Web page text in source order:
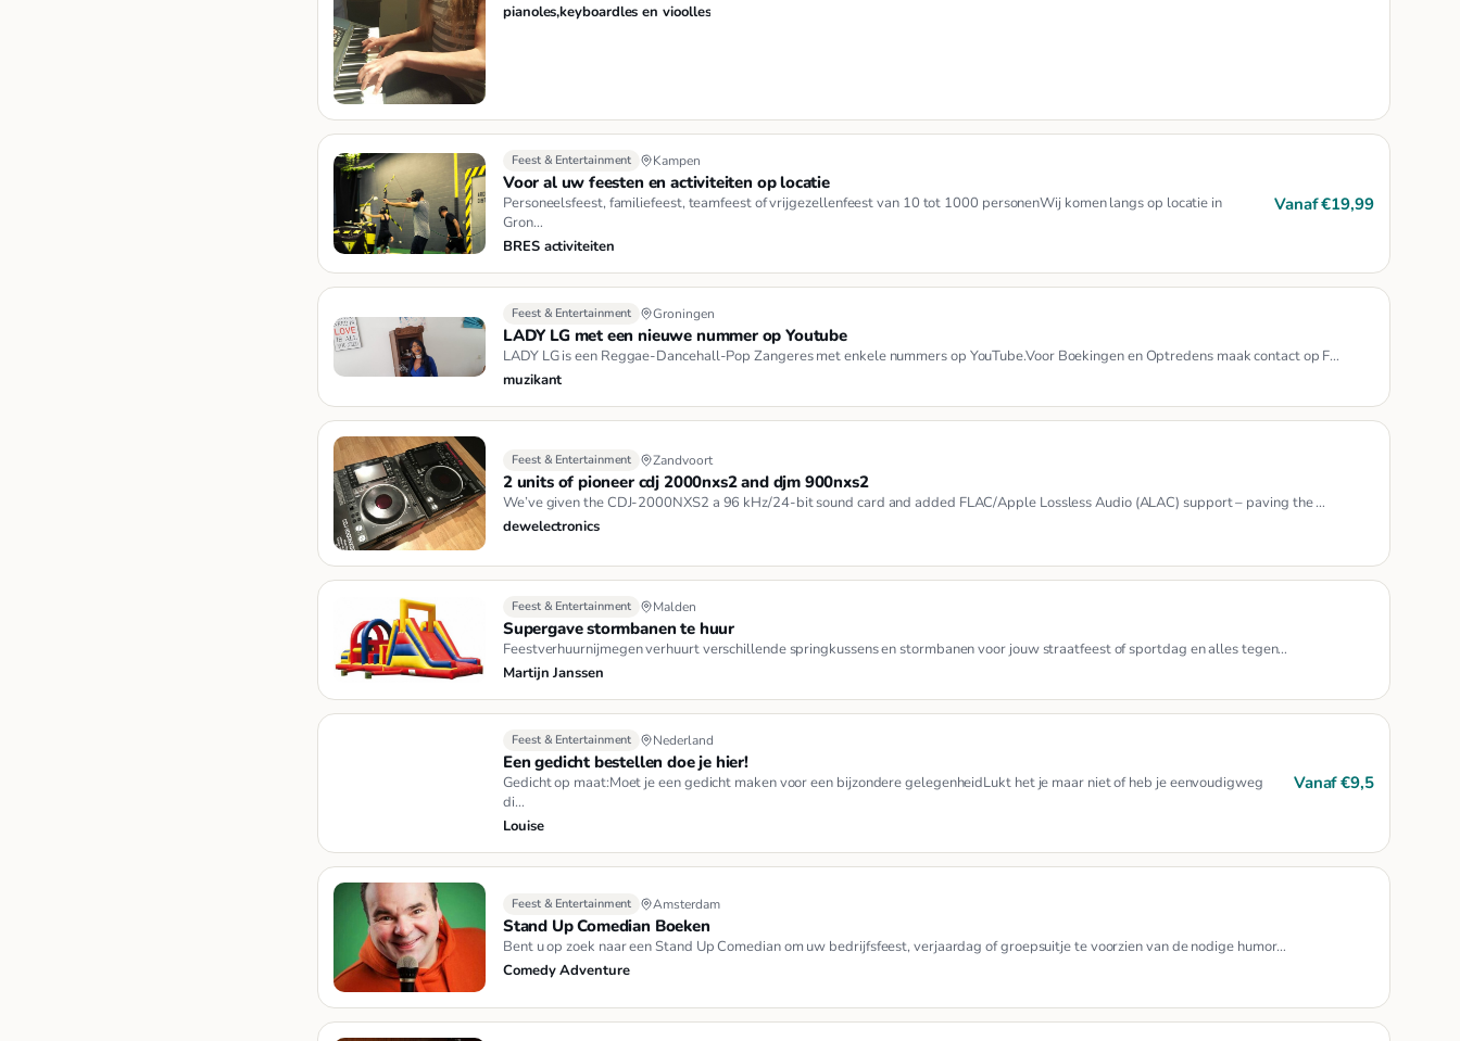
pianoles,keyboardles en vioolles
Feest & Entertainment Kampen
Voor al uw feesten en activiteiten op locatie
Personeelsfeest, familiefeest, teamfeest of vrijgezellenfeest van 10 tot 1000 personenWij komen langs op locatie in
Gron…
BRES activiteiten
Vanaf €19,99
Feest & Entertainment Groningen
LADY LG met een nieuwe nummer op Youtube
LADY LG is een Reggae-Dancehall-Pop Zangeres met enkele nummers op YouTube.Voor Boekingen en Optredens maak contact op F…
muzikant
Feest & Entertainment Zandvoort
2 units of pioneer cdj 2000nxs2 and djm 900nxs2
We’ve given the CDJ-2000NXS2 a 96 kHz/24-bit sound card and added FLAC/Apple Lossless Audio (ALAC) support – paving the …
dewelectronics
Feest & Entertainment Malden
Supergave stormbanen te huur
Feestverhuurnijmegen verhuurt verschillende springkussens en stormbanen voor jouw straatfeest of sportdag en alles tegen…
Martijn Janssen
Feest & Entertainment Nederland
Een gedicht bestellen doe je hier!
Gedicht op maat:Moet je een gedicht maken voor een bijzondere gelegenheidLukt het je maar niet of heb je eenvoudigweg
di…
Louise
Vanaf €9,5
Feest & Entertainment Amsterdam
Stand Up Comedian Boeken
Bent u op zoek naar een Stand Up Comedian om uw bedrijfsfeest, verjaardag of groepsuitje te voorzien van de nodige humor…
Comedy Adventure